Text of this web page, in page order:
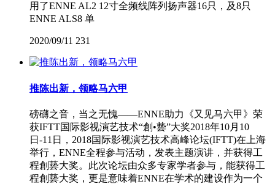
用了ENNE AL2 12寸全频线阵列扬声器16只，及8只
ENNE ALS8 单
2020/09/11 231
推陈出新，领略马六甲
磅礴之音，当之无愧——ENNE助力《又见马六甲》荣
获IFTT国际影视演艺技术“創•兿”大奖2018年10月10
日-11日，2018国际影视演艺技术高峰论坛(IFTT)在上海
举行，ENNE全程参与活动，发表主题演讲，并获得工
程創兿大奖。此次论坛由众多专家学者参与，能获得工
程創兿大奖，更是意味着ENNE在学术的建设作为一个